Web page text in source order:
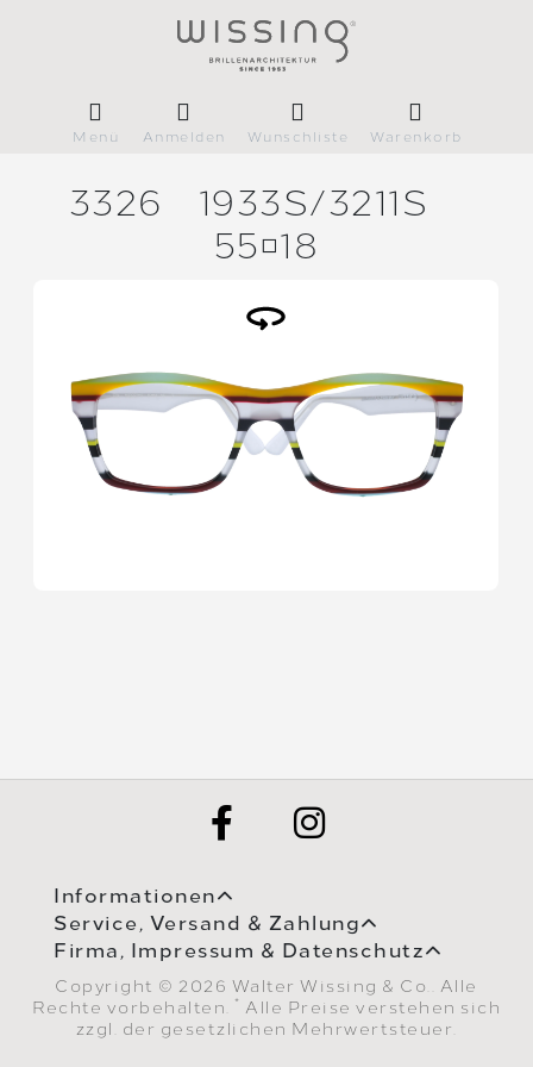
Menü Anmelden Wunschliste Warenkorb
3326 1933S/3211S
5518
Informationen
Service, Versand & Zahlung
Firma, Impressum & Datenschutz
Copyright © 2026 Walter Wissing & Co.. Alle
Rechte vorbehalten.
* Alle Preise verstehen sich
zzgl. der gesetzlichen Mehrwertsteuer.